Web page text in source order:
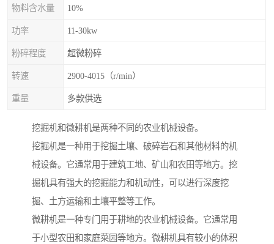
物料含水量 10%
功率 11-30kw
粉碎程度 超微粉碎
转速 2900-4015（r/min）
重量 多款供选
挖掘机和微耕机是两种不同的农业机械设备。
挖掘机是一种用于挖掘土壤、破碎岩石和其他材料的机
械设备。它通常用于建筑工地、矿山和农田等地方。挖
掘机具有强大的挖掘能力和机动性，可以进行深度挖
掘、土方运输和土壤平整等工作。
微耕机是一种专门用于耕地的农业机械设备。它通常用
于小型农田和家庭菜园等地方。微耕机具有较小的体积